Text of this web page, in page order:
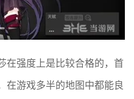
在强度上是比较合格的，首
在游戏多半的地图中都能良